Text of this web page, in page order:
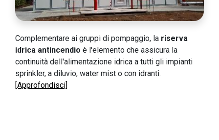
Complementare ai gruppi di pompaggio, la riserva
idrica antincendio è l'elemento che assicura la
continuità dell'alimentazione idrica a tutti gli impianti
sprinkler, a diluvio, water mist o con idranti.
[Approfondisci]